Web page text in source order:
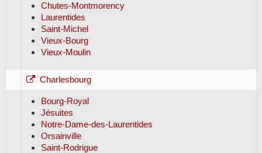
Chutes-Montmorency
Laurentides
Saint-Michel
Vieux-Bourg
Vieux-Moulin
Charlesbourg
Bourg-Royal
Jésuites
Notre-Dame-des-Laurentides
Orsainville
Saint-Rodrigue